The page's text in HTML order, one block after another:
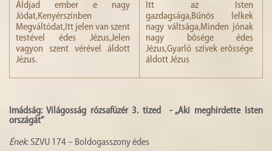
Áldjad ember e nagy
Jódat,Kenyérszínben
Megváltódat,Itt jelen van szent
testével édes Jézus,Jelen
vagyon szent vérével áldott
Jézus.
Itt az Isten
gazdagsága,Bűnös lelkek
nagy váltsága,Minden jónak
nagy bôsége édes
Jézus,Gyarló szívek erôssége
áldott Jézus
Imádság: Világosság rózsafüzér 3. tized - „Aki meghirdette Isten
országát”
Ének: SZVU 174 – Boldogasszony édes